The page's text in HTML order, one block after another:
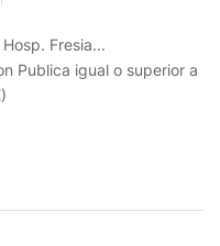
Fresia...
Publica igual o superior a